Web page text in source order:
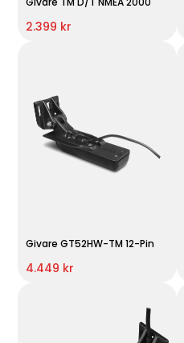
2.399 kr
Givare GT52HW-TM 12-Pin
4.449 kr